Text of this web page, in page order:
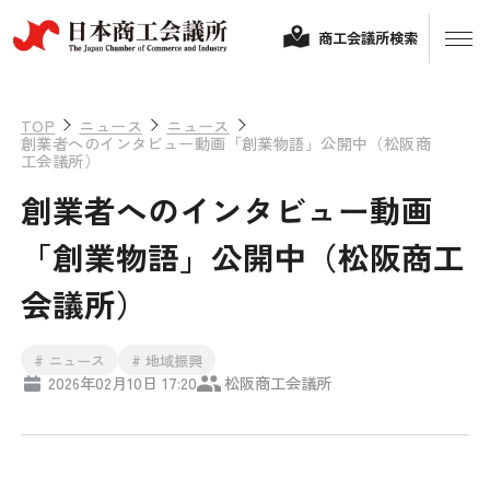
融資制度・補助金
商工会議所検索
TOP ニュース ニュース
創業者へのインタビュー動画「創業物語」公開中（松阪商
工会議所）
創業者へのインタビュー動画
「創業物語」公開中（松阪商工
会議所）
# ニュース # 地域振興
2026年02月10日 17:20 松阪商工会議所